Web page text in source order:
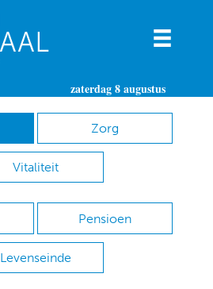
zaterdag 8 augustus
Zorg
Vitaliteit
Pensioen
Levenseinde